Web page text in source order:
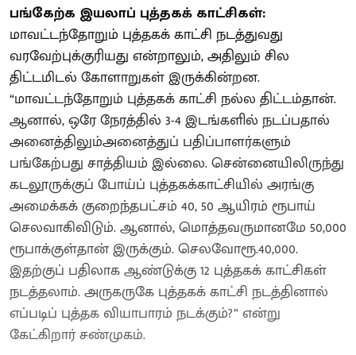
பங்கேற்க இயலாப் புத்தகக் காட்சிகள்:
மாவட்டந்தோறும் புத்தகக் காட்சி நடத்துவது
வரவேற்புக்குரியது என்றாலும், அதிலும் சில
திட்டமிடல் கோளாறுகள் இருக்கின்றன.
“மாவட்டந்தோறும் புத்தகக் காட்சி நல்ல திட்டம்தான்.
ஆனால், ஒரே நேரத்தில் 3-4 இடங்களில் நடப்பதால்
அனைத்திலும்அனைத்துப் பதிப்பாளர்களும்
பங்கேற்பது சாத்தியம் இல்லை. சென்னையிலிருந்து
கடலூருக்குப் போய்ப் புத்தகக்காட்சியில் அரங்கு
அமைக்கக் குறைந்தபட்சம் 40, 50 ஆயிரம் ரூபாய்
செலவாகிவிடும். ஆனால், மொத்தவருமானமே 50,000
ரூபாக்குள்தான் இருக்கும். செலவோரூ.40,000.
இதற்குப் பதிலாக ஆண்டுக்கு 12 புத்தகக் காட்சிகள்
நடத்தலாம். அருகருகே புத்தகக் காட்சி நடத்தினால்
எப்படிப் புத்தக வியாபாரம் நடக்கும்?” என்று
கேட்கிறார் சண்முகம்.